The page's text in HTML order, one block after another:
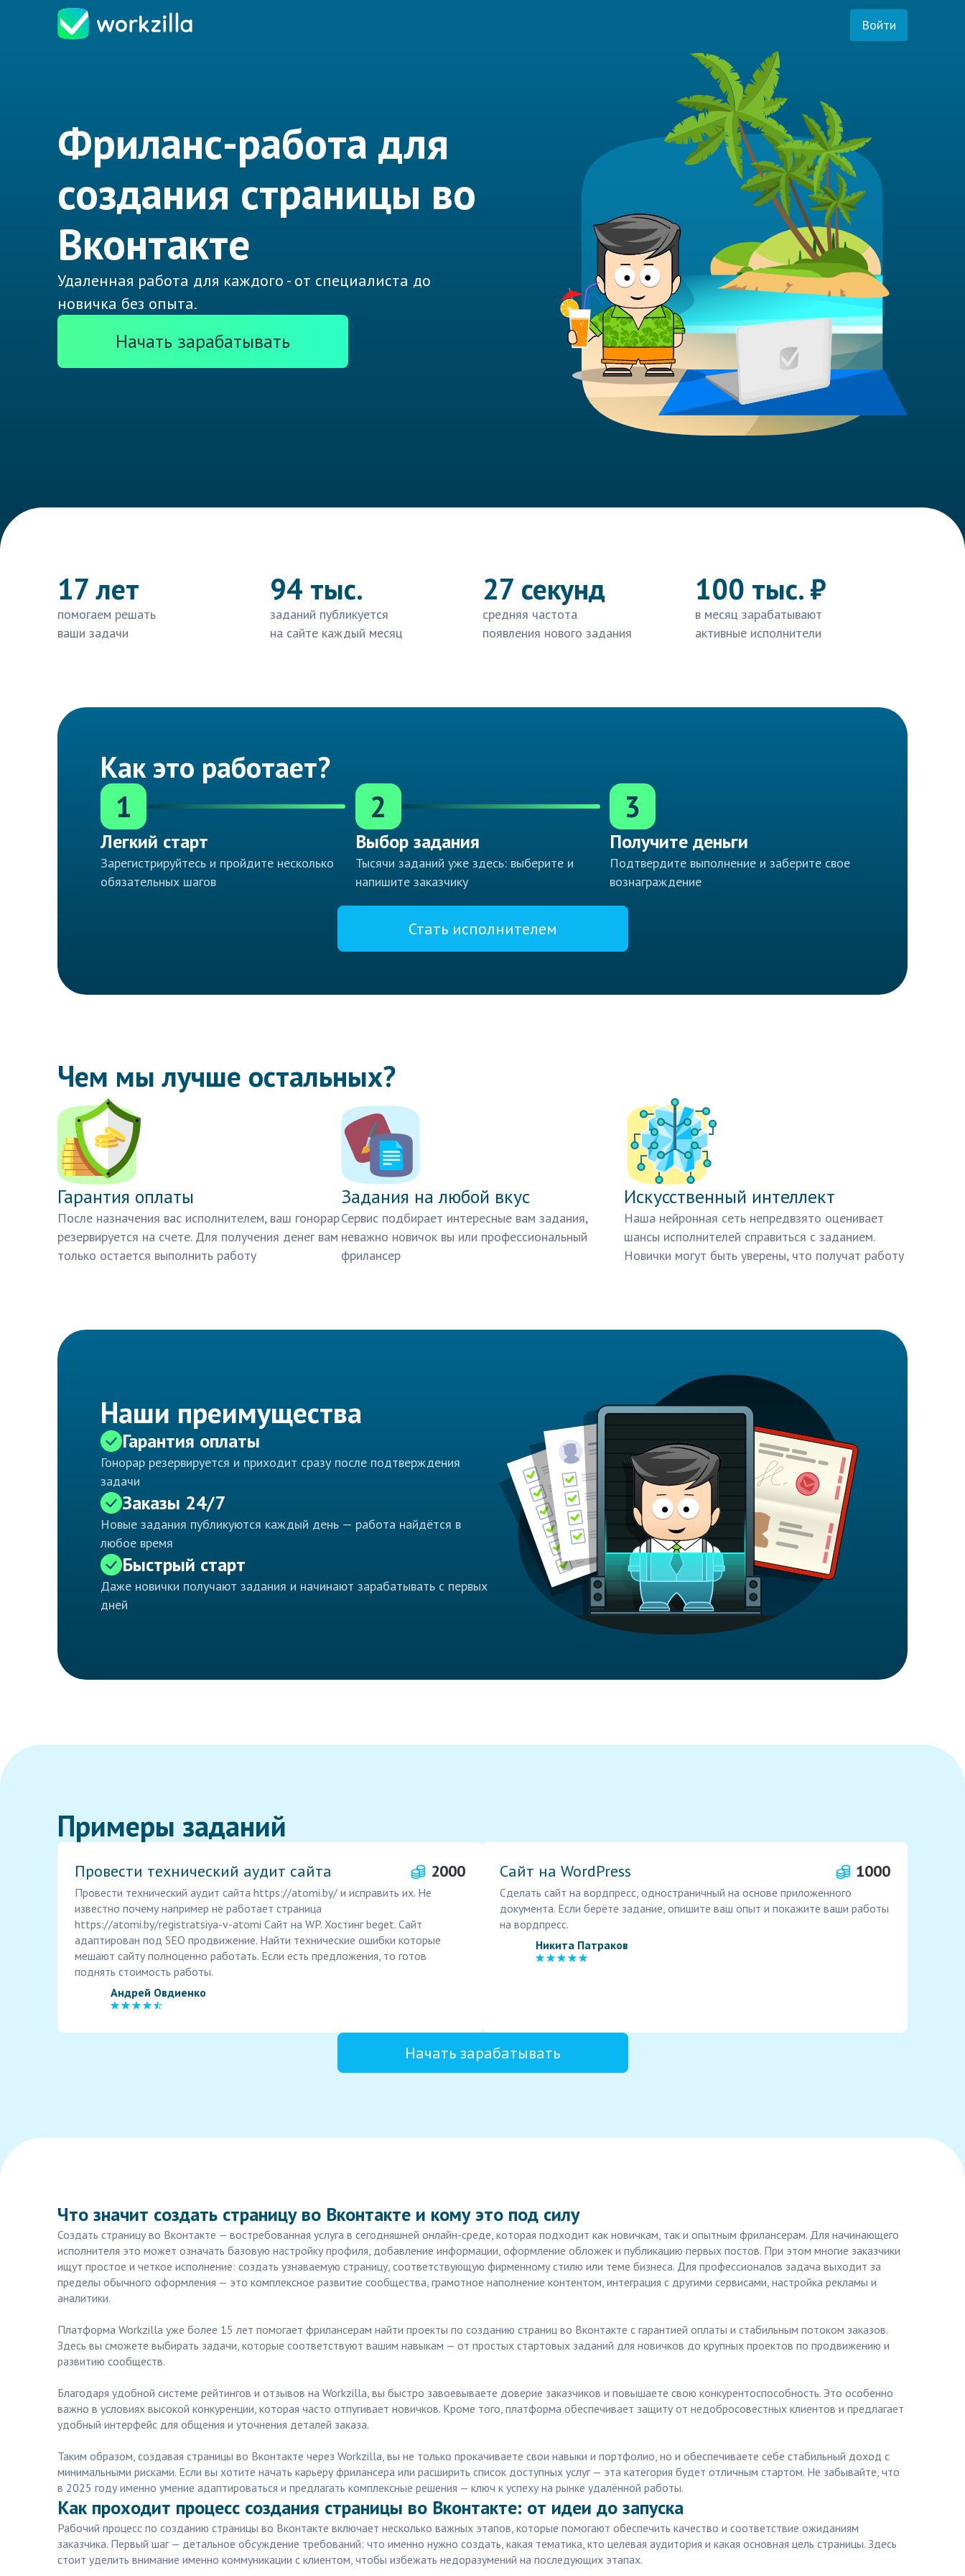
Войти
Фриланс-работа для
создания страницы во
Вконтакте
Удаленная работа для каждого - от специалиста до
новичка без опыта.
Начать зарабатывать
17 лет
помогаем решать
ваши задачи
94 тыс.
заданий публикуется
на сайте каждый месяц
27 секунд
средняя частота
появления нового задания
100 тыс. ₽
в месяц зарабатывают
активные исполнители
Как это работает?
1
Легкий старт
Зарегистрируйтесь и пройдите несколько
обязательных шагов
2
Выбор задания
Тысячи заданий уже здесь: выберите и
напишите заказчику
3
Получите деньги
Подтвердите выполнение и заберите свое
вознаграждение
Стать исполнителем
Чем мы лучше остальных?
Гарантия оплаты
После назначения вас исполнителем, ваш гонорар
резервируется на счете. Для получения денег вам
только остается выполнить работу
Задания на любой вкус
Сервис подбирает интересные вам задания,
неважно новичок вы или профессиональный
фрилансер
Искусственный интеллект
Наша нейронная сеть непредвзято оценивает
шансы исполнителей справиться с заданием.
Новички могут быть уверены, что получат работу
Наши преимущества
Гарантия оплаты
Гонорар резервируется и приходит сразу после подтверждения
задачи
Заказы 24/7
Новые задания публикуются каждый день — работа найдётся в
любое время
Быстрый старт
Даже новички получают задания и начинают зарабатывать с первых
дней
Примеры заданий
Провести технический аудит сайта 2000
Провести технический аудит сайта https://atomi.by/ и исправить их. Не
известно почему например не работает страница
https://atomi.by/registratsiya-v-atomi Сайт на WP. Хостинг beget. Сайт
адаптирован под SEO продвижение. Найти технические ошибки которые
мешают сайту полноценно работать. Если есть предложения, то готов
поднять стоимость работы.
Андрей Овдиенко
Сайт на WordPress 1000
Сделать сайт на вордпресс, одностраничный на основе приложенного
документа. Если берёте задание, опишите ваш опыт и покажите ваши работы
на вордпресс.
Никита Патраков
Начать зарабатывать
Что значит создать страницу во Вконтакте и кому это под силу
Создать страницу во Вконтакте — востребованная услуга в сегодняшней онлайн-среде, которая подходит как новичкам, так и опытным фрилансерам. Для начинающего
исполнителя это может означать базовую настройку профиля, добавление информации, оформление обложек и публикацию первых постов. При этом многие заказчики
ищут простое и четкое исполнение: создать узнаваемую страницу, соответствующую фирменному стилю или теме бизнеса. Для профессионалов задача выходит за
пределы обычного оформления — это комплексное развитие сообщества, грамотное наполнение контентом, интеграция с другими сервисами, настройка рекламы и
аналитики.
Платформа Workzilla уже более 15 лет помогает фрилансерам найти проекты по созданию страниц во Вконтакте с гарантией оплаты и стабильным потоком заказов.
Здесь вы сможете выбирать задачи, которые соответствуют вашим навыкам — от простых стартовых заданий для новичков до крупных проектов по продвижению и
развитию сообществ.
Благодаря удобной системе рейтингов и отзывов на Workzilla, вы быстро завоевываете доверие заказчиков и повышаете свою конкурентоспособность. Это особенно
важно в условиях высокой конкуренции, которая часто отпугивает новичков. Кроме того, платформа обеспечивает защиту от недобросовестных клиентов и предлагает
удобный интерфейс для общения и уточнения деталей заказа.
Таким образом, создавая страницы во Вконтакте через Workzilla, вы не только прокачиваете свои навыки и портфолио, но и обеспечиваете себе стабильный доход с
минимальными рисками. Если вы хотите начать карьеру фрилансера или расширить список доступных услуг — эта категория будет отличным стартом. Не забывайте, что
в 2025 году именно умение адаптироваться и предлагать комплексные решения — ключ к успеху на рынке удалённой работы.
Как проходит процесс создания страницы во Вконтакте: от идеи до запуска
Рабочий процесс по созданию страницы во Вконтакте включает несколько важных этапов, которые помогают обеспечить качество и соответствие ожиданиям
заказчика. Первый шаг — детальное обсуждение требований: что именно нужно создать, какая тематика, кто целевая аудитория и какая основная цель страницы. Здесь
стоит уделить внимание именно коммуникации с клиентом, чтобы избежать недоразумений на последующих этапах.